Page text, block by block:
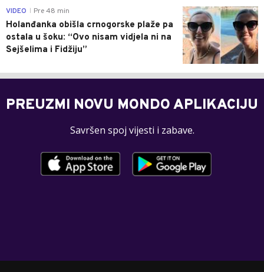
0
VIDEO Pre 48 min
Holanđanka obišla crnogorske plaže pa
ostala u šoku: “Ovo nisam vidjela ni na
Sejšelima i Fidžiju”
PREUZMI NOVU MONDO APLIKACIJU
Savršen spoj vijesti i zabave.